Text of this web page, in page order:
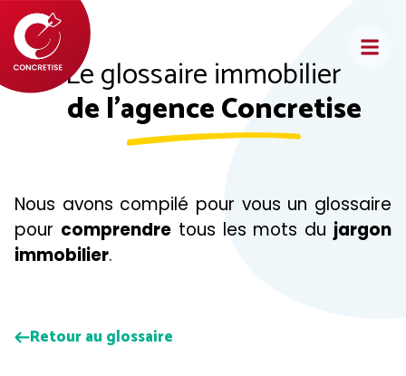
Aller
au
contenu Le glossaire immobilier
de l'agence Concretise
Nous avons compilé pour vous un glossaire
pour comprendretous les mots du jargon
immobilier.
Retour au glossaire